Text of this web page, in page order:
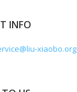
INFO
xiaobo.org